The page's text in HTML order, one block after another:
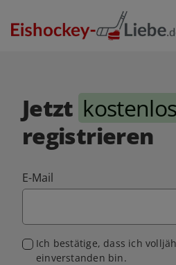
Jetzt kostenlos
registrieren
E-Mail
Ich bestätige, dass ich
einverstanden bin.